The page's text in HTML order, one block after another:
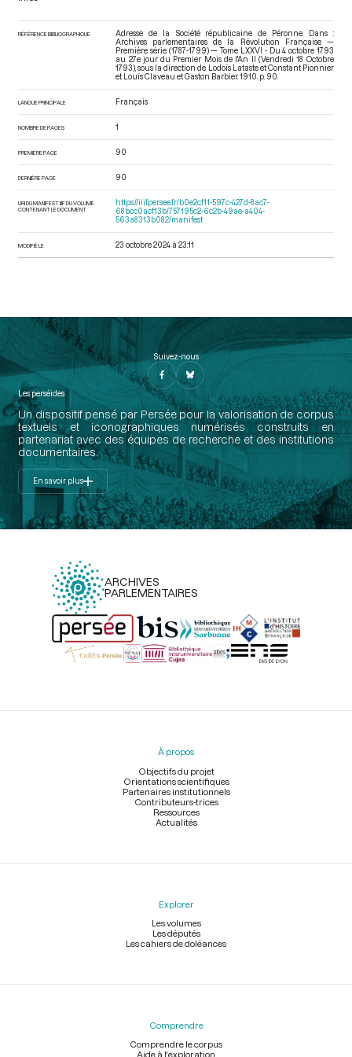
RÉFÉRENCE BIBLIOGRAPHIQUE
Adresse de la Société républicaine de Péronne. Dans :
Archives parlementaires de la Révolution Française —
Première série (1787-1799) — Tome LXXVI - Du 4 octobre 1793
au 27e jour du Premier Mois de l'An II (Vendredi 18 Octobre
1793) , sous la direction de Lodoïs Lataste et Constant Pionnier
et Louis Claveau et Gaston Barbier. 1910. p. 90.
LANGUE PRINCIPALE Français
NOMBRE DE PAGES 1
PREMIÈRE PAGE 90
DERNIÈRE PAGE 90
URI DU MANIFEST IIIF DU VOLUME
CONTENANT LE DOCUMENT
https://iiif.persee.fr/b0e2cf11-597c-427d-8ac7-
68bcc0acf13b/757195c2-6c2b-49ae-a404-
563a8313b082/manifest
MODIFIÉ LE 23 octobre 2024 à 23:11
Suivez-nous
Les perséides
Un dispositif pensé par Persée pour la valorisation de corpus
textuels et iconographiques numérisés construits en
partenariat avec des équipes de recherche et des institutions
documentaires.
En savoir plus
ARCHIVES
PARLEMENTAIRES
Menu
À propos
Objectifs du projet
Orientations scientifiques
Partenaires institutionnels
Contributeurs-trices
Ressources
Actualités
Explorer
Les volumes
Les députés
Les cahiers de doléances
Comprendre
Comprendre le corpus
Aide à l'exploration